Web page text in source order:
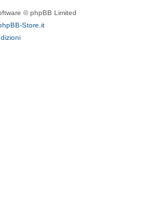
© phpBB Limited
Store.it